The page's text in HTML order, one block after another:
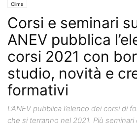
Clima
Corsi e seminari
ANEV pubblica
corsi 2021 con
studio, novità e
formativi
L’ANEV pubblica l’elenco dei corsi di
che si terranno nel 2021. Più seminari